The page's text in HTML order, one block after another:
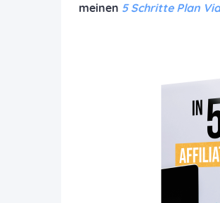
meinen 5 Schritte Plan